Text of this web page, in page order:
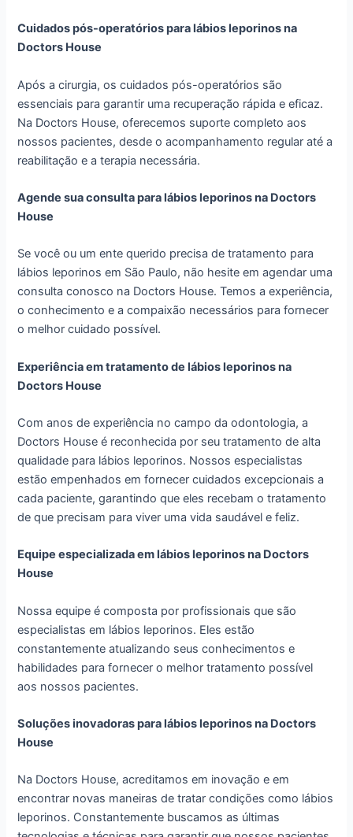
Cuidados pós-operatórios para lábios leporinos na
Doctors House
Após a cirurgia, os cuidados pós-operatórios são
essenciais para garantir uma recuperação rápida e eficaz.
Na Doctors House, oferecemos suporte completo aos
nossos pacientes, desde o acompanhamento regular até a
reabilitação e a terapia necessária.
Agende sua consulta para lábios leporinos na Doctors
House
Se você ou um ente querido precisa de tratamento para
lábios leporinos em São Paulo, não hesite em agendar uma
consulta conosco na Doctors House. Temos a experiência,
o conhecimento e a compaixão necessários para fornecer
o melhor cuidado possível.
Experiência em tratamento de lábios leporinos na
Doctors House
Com anos de experiência no campo da odontologia, a
Doctors House é reconhecida por seu tratamento de alta
qualidade para lábios leporinos. Nossos especialistas
estão empenhados em fornecer cuidados excepcionais a
cada paciente, garantindo que eles recebam o tratamento
de que precisam para viver uma vida saudável e feliz.
Equipe especializada em lábios leporinos na Doctors
House
Nossa equipe é composta por profissionais que são
especialistas em lábios leporinos. Eles estão
constantemente atualizando seus conhecimentos e
habilidades para fornecer o melhor tratamento possível
aos nossos pacientes.
Soluções inovadoras para lábios leporinos na Doctors
House
Na Doctors House, acreditamos em inovação e em
encontrar novas maneiras de tratar condições como lábios
leporinos. Constantemente buscamos as últimas